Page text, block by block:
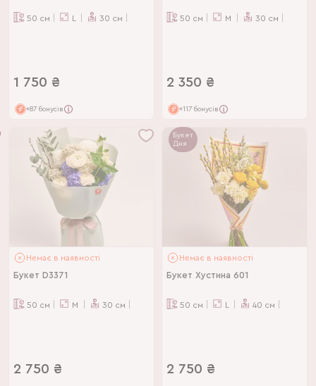
50 см L 30 см
1 750 ₴
+87 бонусів
50 см M 30 см
2 350 ₴
+117 бонусів
Букет
Дня
Немає в наявності
Букет D3371
50 см M 30 см
2 750 ₴
Немає в наявності
Букет Хустина 601
50 см L 40 см
2 750 ₴